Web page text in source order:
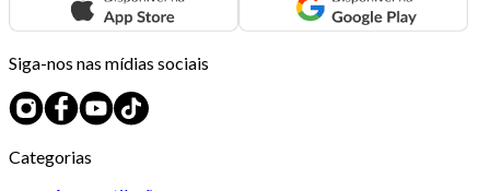
Siga-nos nas mídias sociais
Categorias